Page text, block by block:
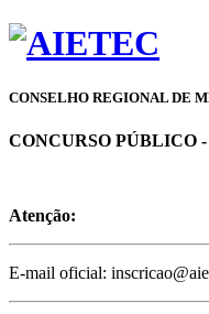
CONSELHO REGIONAL DE
CONCURSO PÚBLICO -
Atenção:
E-mail oficial: